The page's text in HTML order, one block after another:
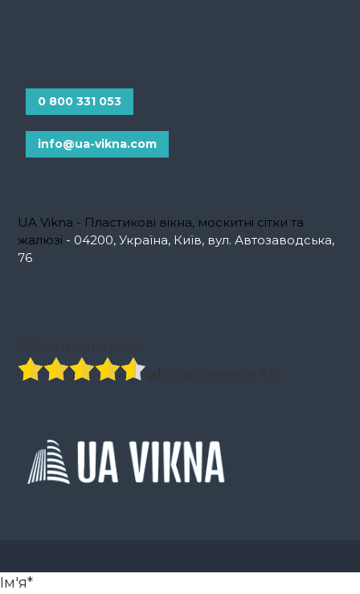
0 800 331 053
info@ua-vikna.com
UA Vikna - Пластикові вікна, москитні сітки та
жалюзі - 04200, Україна, Київ, вул. Автозаводська,
76
Ім'я*